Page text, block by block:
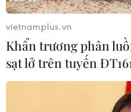
Phẫu thuật cắt khối
vietnamplus.vn
Khẩn trương phân
sạt lở trên tuyến